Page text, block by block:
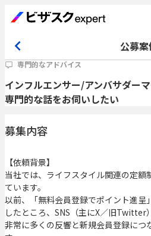
公募案
専門的なアドバイス
インフルエンサー/アンバサダー
専門的な話をお伺いしたい
募集内容
【依頼背景】
当社では、ライフスタイル関連の定額
ています。
以前、「無料会員登録でポイント進呈
したところ、SNS（主にX／旧Twitter
非常に多くの反響と新規会員登録につ